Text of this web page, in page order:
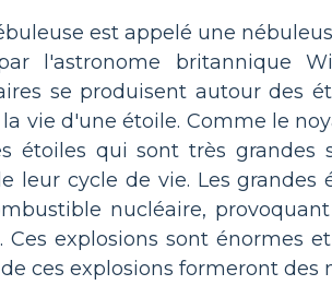
est appelé une
l'astronome britannique
se produisent autour des
vie d'une étoile. Comme le
étoiles qui sont très grandes
leur cycle de vie. Les grandes
nucléaire,
Ces explosions sont énormes
ces explosions formeront des